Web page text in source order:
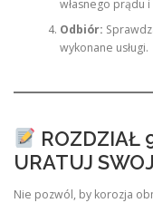
własnego prądu
Odbiór:
wykonane usługi.
ROZDZIAŁ
URATUJ
Nie pozwól, by korozja